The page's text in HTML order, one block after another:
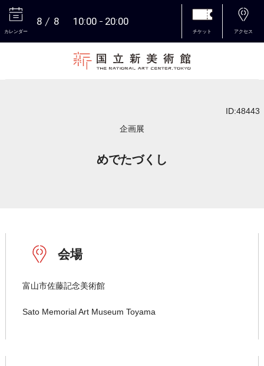
カレンダー
8 8 10:00 20:00
チケット アクセス
ID:48443
企画展
めでたづくし
会場
富山市佐藤記念美術館
Sato Memorial Art Museum Toyama